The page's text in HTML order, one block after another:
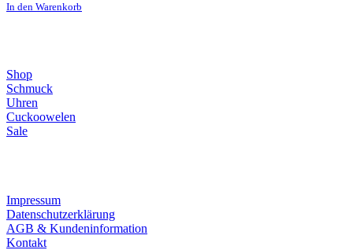
In den Warenkorb
Shop
Schmuck
Uhren
Cuckoowelen
Sale
Impressum
Datenschutzerklärung
AGB & Kundeninformation
Kontakt